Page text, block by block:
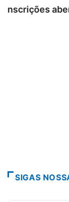
Paracatu
SIGAS